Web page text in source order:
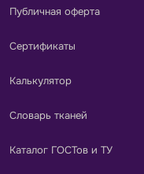
Публичная оферта
Сертификаты
Калькулятор
Словарь тканей
Каталог ГОСТов и ТУ